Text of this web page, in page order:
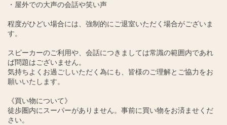
・屋外での大声の会話や笑い声
程度がひどい場合には、強制的にご退室いただく場合がございま
す。
スピーカーのご利用や、会話につきましては常識の範囲内であれ
ば問題はございません。
気持ちよくお過ごしいただく為にも、皆様のご理解とご協力をお
願いいたします。
《買い物について》
徒歩圏内にスーパーがありません。事前に買い物をお済ませくだ
さい。